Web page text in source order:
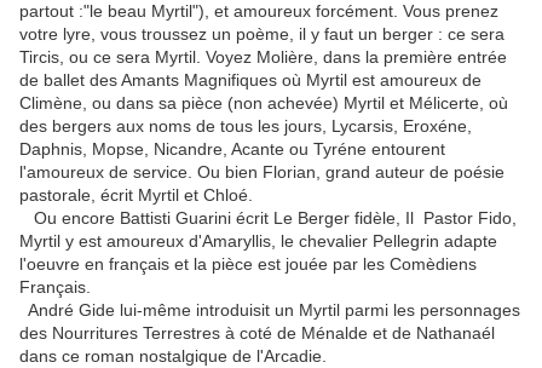
partout :"le beau Myrtil"), et amoureux forcément. Vous prenez
votre lyre, vous troussez un poème, il y faut un berger : ce sera
Tircis, ou ce sera Myrtil. Voyez Molière, dans la première entrée
de ballet des Amants Magnifiques où Myrtil est amoureux de
Climène, ou dans sa pièce (non achevée) Myrtil et Mélicerte, où
des bergers aux noms de tous les jours, Lycarsis, Eroxéne,
Daphnis, Mopse, Nicandre, Acante ou Tyréne entourent
l'amoureux de service. Ou bien Florian, grand auteur de poésie
pastorale, écrit Myrtil et Chloé.
Ou encore Battisti Guarini écrit Le Berger fidèle, Il Pastor Fido,
Myrtil y est amoureux d'Amaryllis, le chevalier Pellegrin adapte
l'oeuvre en français et la pièce est jouée par les Comèdiens
Français.
André Gide lui-même introduisit un Myrtil parmi les personnages
des Nourritures Terrestres à coté de Ménalde et de Nathanaél
dans ce roman nostalgique de l'Arcadie.